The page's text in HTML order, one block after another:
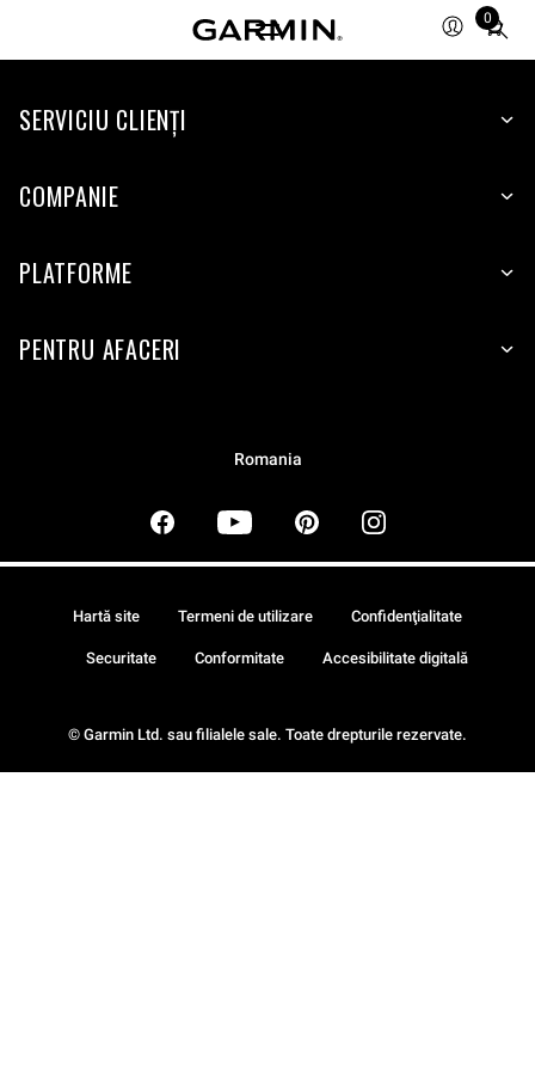
0
Total
items
cart:
SERVICIU CLIENŢI
COMPANIE
PLATFORME
PENTRU AFACERI
Romania
© Garmin Ltd. sau filialele sale. Toate drepturile rezervate.
Hartă site Termeni de utilizare Confidenţialitate
Securitate Conformitate Accesibilitate digitală